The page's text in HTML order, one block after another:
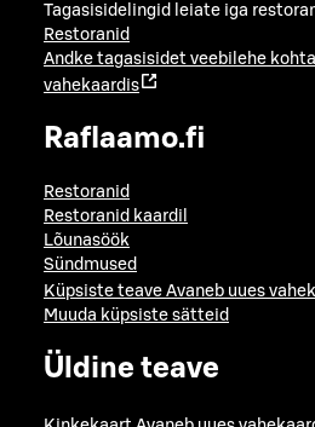
Tagasisidelingid leiate iga
Restoranid
Andke tagasisidet veebilehe kohta
vahekaardis
Raflaamo.fi
Restoranid
Restoranid kaardil
Lõunasöök
Sündmused
Küpsiste teave Avaneb uues
Muuda küpsiste sätteid
Üldine teave